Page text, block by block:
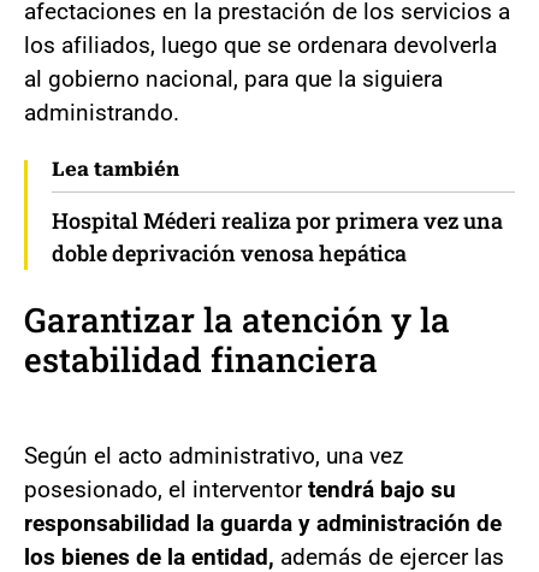
afectaciones en la prestación de los servicios a
los afiliados, luego que se ordenara devolverla
al gobierno nacional, para que la siguiera
administrando.
Lea también
Hospital Méderi realiza por primera vez una
doble deprivación venosa hepática
Garantizar la atención y la
estabilidad financiera
Según el acto administrativo, una vez
posesionado, el interventortendrá bajo su
responsabilidad la guarda y administración de
los bienes de la entidad, además de ejercer las